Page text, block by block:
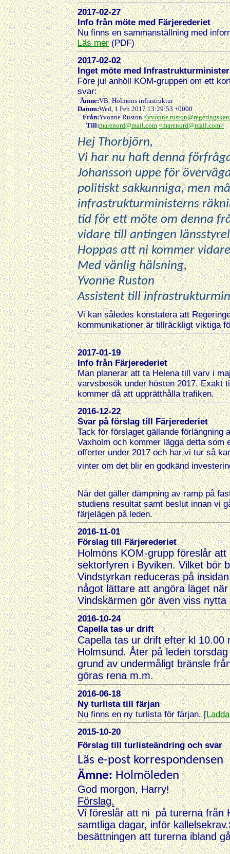
2017-02-27
Info från möte med Färjerederiet
Nu finns en sammanställning med
Läs mer(PDF)
2017-02-02
Inget möte med
Före jul anhöll KOM-gruppen om ett
svar:
Ämne:VB: Holmöns infrastruktur
Datum:Wed, 1 Feb 2017 13:29:53 +0000
Från:Yvonne Ruston
Till:marenord@mail.com <marenord@mail.com>
Hej Thorbjörn,
Vi har nu haft denna
Johansson uppe för
politiskt sakkunniga, men
infrastrukturministerns
tid för ett möte om denna
vidare till antingen
Hoppas att ni kommer
Med vänlig hälsning,
Yvonne Ruston
Assistent till
Vi kan således konstatera att
kommunikationer är tillräckligt viktiga
2017-01-19
Info från Färjerederiet
Man planerar att ta Helena till varv i
varvsbesök under hösten 2017. Exakt
kommer då att upprätthålla trafiken.
2016-12-22
Svar på förslag till Färjerederiet
Tack för förslaget gällande förlängning
Vaxholm och kommer lägga detta
offerter under 2017 och har vi tur så
vinter om det blir en godkänd
När det gäller dämpning av ramp på
studiens resultat samt beslut innan vi
färjelägen på leden.
2016-11-01
Förslag till Färjerederiet
Holmöns KOM-grupp föreslår
sektorfyren i Byviken. Vilket bör
Vindstyrkan reduceras på
något lättare att angöra läget
Vindskärmen gör även viss
2016-10-24
Capella tas ur drift
Capella tas ur drift efter kl 10.00
Holmsund. Åter på leden
grund av undermåligt bränsle
göras rena m.m.
2016-06-18
Ny turlista till färjan
Nu finns en ny turlista för färjan. [
2015-10-20
Förslag till turlisteändring och svar
Läs e-post korrespondensen
Ämne:Holmöleden
God morgon, Harry!
Förslag.
Vi föreslår att ni på turerna från
samtliga dagar, inför kallelsekrav.
besättningen att turerna ibland